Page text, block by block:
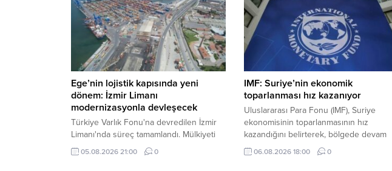
Ege’nin lojistik kapısında yeni
dönem: İzmir Limanı
modernizasyonla devleşecek
Türkiye Varlık Fonu'na devredilen İzmir
Limanı'nda süreç tamamlandı. Mülkiyeti
kamuda kalacak dev tesis, Alport
işletmeciliği ve kapsamlı modernizasyon
05.08.2026 21:00 0
IMF: Suriye’nin ekonomik
toparlanması hız kazanıyor
Uluslararası Para Fonu (IMF), Suriye
ekonomisinin toparlanmasının hız
kazandığını belirterek, bölgede devam
eden çatışmalara rağmen ekonominin bu
yıl çift haneli büyümesinin beklendiğini
06.08.2026 18:00 0